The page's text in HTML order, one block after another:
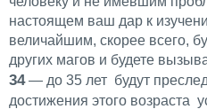
настоящем ваш дар к
величайшим, скорее всего,
других магов и будете
34— до 35 лет будут
достижения этого возраста